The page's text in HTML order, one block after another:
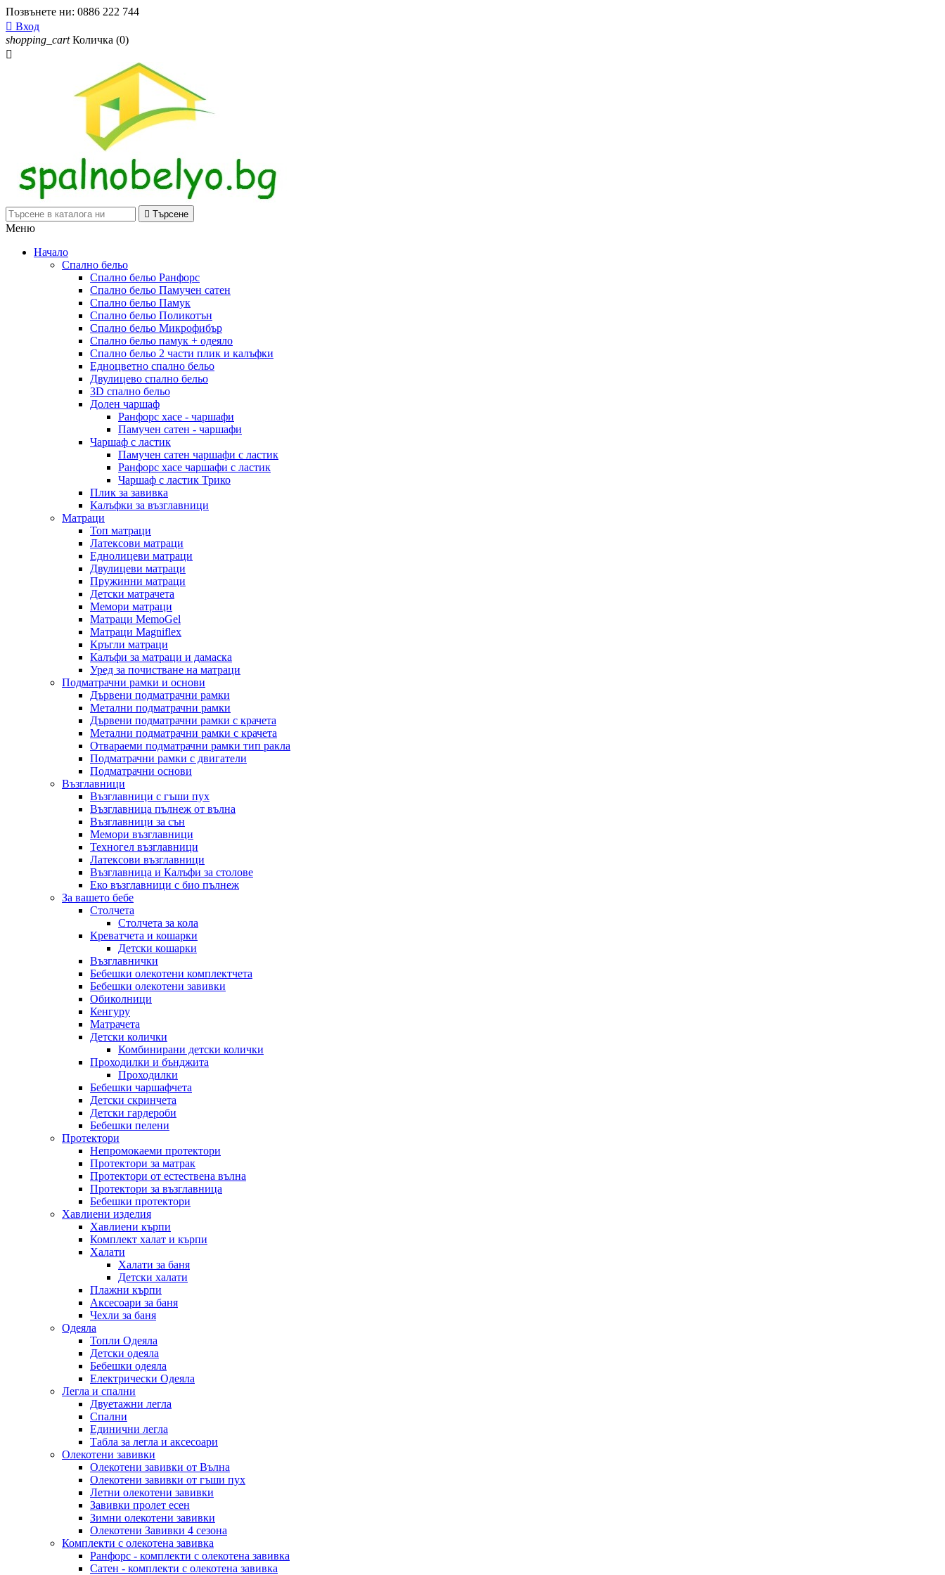
Позвънете ни: 0886 222 744
 Вход
shopping_cart Количка (0)

 Търсене
Меню
Начало
Спално бельо
Спално бельо Ранфорс
Спално бельо Памучен сатен
Спално бельо Памук
Спално бельо Поликотън
Спално бельо Микрофибър
Спално бельо памук + одеяло
Спално бельо 2 части плик и калъфки
Eдноцветно спално бельо
Двулицево спално бельо
3D спално бельо
Долен чаршаф
Ранфорс хасе - чаршафи
Памучен сатен - чаршафи
Чаршаф с ластик
Памучен сатен чаршафи с ластик
Ранфорс хасе чаршафи с ластик
Чаршаф с ластик Трико
Плик за завивкa
Калъфки за възглавници
Матраци
Топ матраци
Латексови матраци
Еднолицеви матраци
Двулицеви матраци
Пружинни матраци
Детски матрачета
Мемори матраци
Mатраци MemoGel
Матраци Мagniflex
Кръгли матраци
Калъфи за матраци и дамаска
Уред за почистване на матраци
Подматрачни рамки и основи
Дървени подматрачни рамки
Метални подматрачни рамки
Дървени подматрачни рамки с крачета
Метални подматрачни рамки с крачета
Отвараеми подматрачни рамки тип ракла
Подматрачни рамки с двигатели
Подматрачни основи
Възглавници
Възглавници с гъши пух
Възглавница пълнеж от вълна
Възглавници за сън
Мемори възглавници
Техногел възглавници
Латексови възглавници
Възглавница и Калъфи за столове
Еко възглавници с био пълнеж
За вашето бебе
Столчета
Столчета за кола
Креватчета и кошарки
Детски кошарки
Възглавнички
Бебешки oлекотени комплектчета
Бебешки олекотени завивки
Обиколници
Кенгуру
Матрачета
Детски колички
Комбинирани детски колички
Проходилки и бънджита
Проходилки
Бебешки чаршафчета
Детски скринчета
Детски гардероби
Бебешки пелени
Протектори
Непромокаеми протектори
Протектори за матрак
Протектори от естествена вълна
Протектори за възглавница
Бебешки протектори
Хавлиени изделия
Хавлиени кърпи
Комплект халат и кърпи
Халати
Халати за баня
Детски халати
Плажни кърпи
Аксесоари за баня
Чехли за баня
Одеяла
Топли Одеяла
Детски одеяла
Бебешки одеяла
Електрически Одеяла
Легла и спални
Двуетажни легла
Спални
Единични легла
Табла за легла и аксесоари
Олекотени завивки
Олекотени завивки от Вълна
Олекотени завивки от гъши пух
Летни олекотени завивки
Завивки пролет есен
Зимни олекотени завивки
Олекотени Завивки 4 сезона
Комплекти с олекотена завивка
Ранфорс - комплекти с олекотена завивка
Сатен - комплекти с олекотена завивка